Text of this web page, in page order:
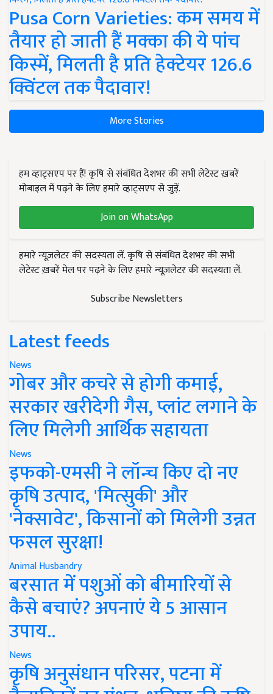
Pusa Corn Varieties: कम समय में
तैयार हो जाती हैं मक्का की ये पांच
किस्में, मिलती है प्रति हेक्टेयर 126.6
क्विंटल तक पैदावार!
More Stories
हम व्हाट्सएप पर हैं! कृषि से संबंधित देशभर की सभी लेटेस्ट ख़बरें
मोबाइल में पढ़ने के लिए हमारे व्हाट्सएप से जुड़ें.
Join on WhatsApp
हमारे न्यूज़लेटर की सदस्यता लें. कृषि से संबंधित देशभर की सभी
लेटेस्ट ख़बरें मेल पर पढ़ने के लिए हमारे न्यूज़लेटर की सदस्यता लें.
Subscribe Newsletters
Latest feeds
News
गोबर और कचरे से होगी कमाई,
सरकार खरीदेगी गैस, प्लांट लगाने के
लिए मिलेगी आर्थिक सहायता
News
इफको-एमसी ने लॉन्च किए दो नए
कृषि उत्पाद, 'मित्सुकी' और
'नेक्सावेट', किसानों को मिलेगी उन्नत
फसल सुरक्षा!
Animal Husbandry
बरसात में पशुओं को बीमारियों से
कैसे बचाएं? अपनाएं ये 5 आसान
उपाय..
News
कृषि अनुसंधान परिसर, पटना में